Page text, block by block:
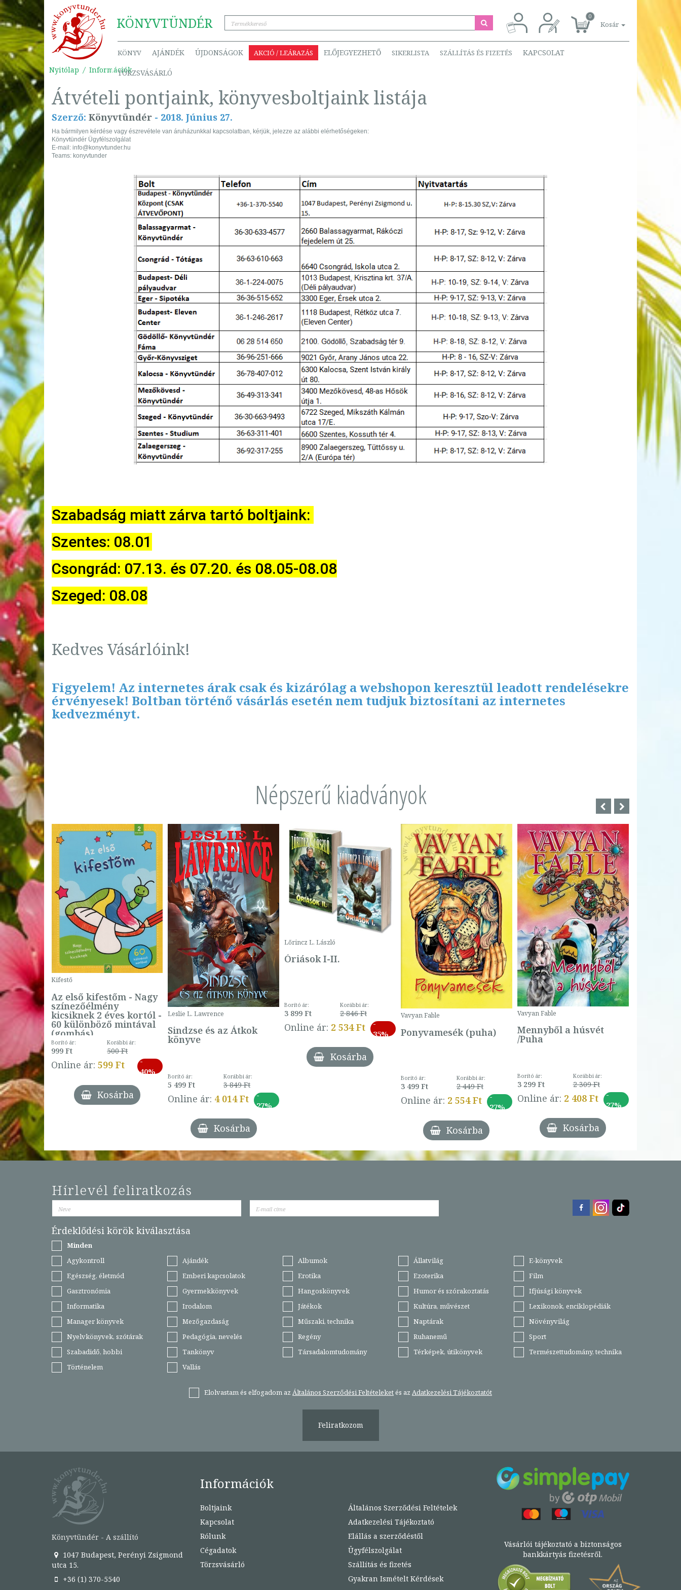
KÖNYVTÜNDÉR 0
Kosár
KÖNYV AJÁNDÉK ÚJDONSÁGOK AKCIÓ / LEÁRAZÁS ELŐJEGYEZHETŐ SIKERLISTA SZÁLLÍTÁS ÉS FIZETÉS KAPCSOLAT
TÖRZSVÁSÁRLÓ
Nyitólap Információk
Átvételi pontjaink, könyvesboltjaink listája
Szerző: Könyvtündér - 2018. Június 27.
Ha bármilyen kérdése vagy észrevétele van áruházunkkal kapcsolatban, kérjük, jelezze az alábbi elérhetőségeken:
Könyvtündér Ügyfélszolgálat
E-mail: info@konyvtunder.hu
Teams: konyvtunder
Szabadság miatt zárva tartó boltjaink:
Szentes: 08.01
Csongrád: 07.13. és 07.20. és 08.05-08.08
Szeged: 08.08
Kedves Vásárlóink!
Figyelem! Az internetes árak csak és kizárólag a webshopon keresztül leadott rendelésekre
érvényesek! Boltban történő vásárlás esetén nem tudjuk biztosítani az internetes
kedvezményt.
Népszerű kiadványok
Ft
Ft
-
27%
Kifestő
Az első kifestőm - Nagy
színezőélmény
kicsiknek 2 éves kortól -
60 különböző mintával
(gombás)
Borító ár:
999 Ft
Korábbi ár:
500 Ft
Online ár: 599 Ft
-
40%
Kosárba
Leslie L. Lawrence
Sindzse és az Átkok
könyve
Borító ár:
5 499 Ft
Korábbi ár:
3 849 Ft
Online ár: 4 014 Ft
-
27%
Kosárba
Lőrincz L. László
Óriások I-II.
Borító ár:
3 899 Ft
Korábbi ár:
2 846 Ft
Online ár: 2 534 Ft
-
35%
Kosárba
Vavyan Fable
Ponyvamesék (puha)
Borító ár:
3 499 Ft
Korábbi ár:
2 449 Ft
Online ár: 2 554 Ft
-
27%
Kosárba
Vavyan Fable
Mennyből a húsvét
/Puha
Borító ár:
3 299 Ft
Korábbi ár:
2 309 Ft
Online ár: 2 408 Ft
-
27%
Kosárba
Hírlevél feliratkozás
Érdeklődési körök kiválasztása
Minden
Agykontroll
Ajándék Albumok Állatvilág
E-könyvek
Egészség, életmód
Emberi kapcsolatok Erotika Ezoterika
Film
Gasztronómia
Gyermekkönyvek Hangoskönyvek Humor és szórakoztatás
Ifjúsági könyvek
Informatika
Irodalom Játékok Kultúra, művészet
Lexikonok, enciklopédiák
Manager könyvek
Mezőgazdaság Műszaki, technika Naptárak
Növényvilág
Nyelvkönyvek, szótárak
Pedagógia, nevelés Regény Ruhanemű
Sport
Szabadidő, hobbi
Tankönyv Társadalomtudomány Térképek, útikönyvek
Természettudomány, technika
Történelem
Vallás
Elolvastam és elfogadom az Általános Szerződési Feltételeketés az Adatkezelési Tájékoztatót
Feliratkozom
Könyvtündér - A szállító
1047 Budapest, Perényi Zsigmond
utca 15.
+36 (1) 370-5540
Információk
Boltjaink
Kapcsolat
Rólunk
Cégadatok
Törzsvásárló
Általános Szerződési Feltételek
Adatkezelési Tájékoztató
Elállás a szerződéstől
Ügyfélszolgálat
Szállítás és fizetés
Gyakran Ismételt Kérdések
Vásárlói tájékoztató a biztonságos
bankkártyás fizetésről.